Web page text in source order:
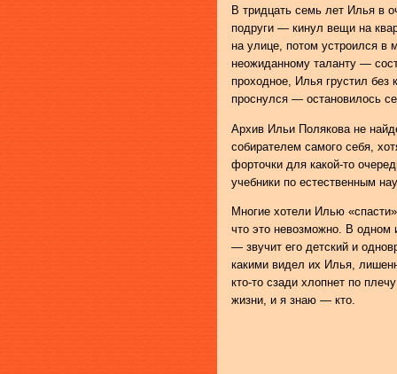
В тридцать семь лет Илья в
подруги — кинул вещи на
на улице, потом устроился в
неожиданному таланту —
проходное, Илья грустил
проснулся — остановилось
Архив Ильи Полякова не
собирателем самого себя,
форточки для какой-то
учебники по естественным
Многие хотели Илью
что это невозможно. В одном
— звучит его детский и
какими видел их Илья,
кто-то сзади хлопнет по
жизни, и я знаю — кто.